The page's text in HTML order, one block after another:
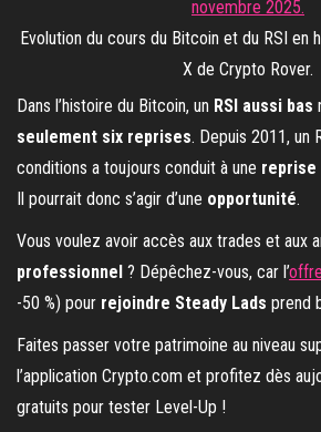
Evolution du cours du Bitcoin et du RSI en
X de Crypto Rover.
Dans l’histoire du Bitcoin, un RSI aussi bas
seulement six reprises. Depuis 2011, un
conditions a toujours conduit à une reprise
Il pourrait donc s’agir d’une opportunité.
Vous voulez avoir accès aux trades et aux
professionnel ? Dépêchez-vous, car l’
-50 %) pour rejoindre Steady Lads prend
Faites passer votre patrimoine au niveau
l’application Crypto.com et profitez dès
gratuits pour tester Level-Up !